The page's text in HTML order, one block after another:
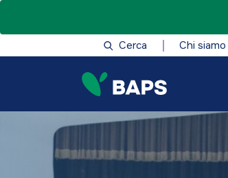
Cerca Chi siamo